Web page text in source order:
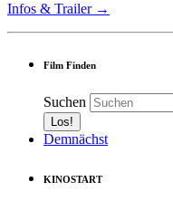
Infos & Trailer →
Film Finden
Suchen
Demnächst
KINOSTART